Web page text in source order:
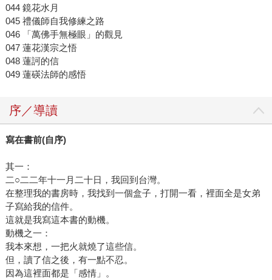
044 鏡花水月
045 禮儀師自我修練之路
046 「萬佛手無極眼」的觀見
047 蓮花漢宗之悟
048 蓮訶的信
049 蓮碤法師的感悟
序／導讀
寫在書前(自序)
其一：
二○二二年十一月二十日，我回到台灣。
在整理我的書房時，我找到一個盒子，打開一看，裡面全是女弟
子寫給我的信件。
這就是我寫這本書的動機。
動機之一：
我本來想，一把火就燒了這些信。
但，讀了信之後，有一點不忍。
因為這裡面都是「感情」。